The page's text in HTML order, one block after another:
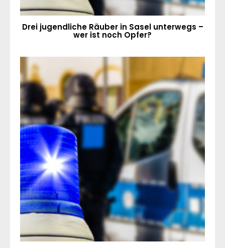
Drei jugendliche Räuber in Sasel unterwegs –
wer ist noch Opfer?